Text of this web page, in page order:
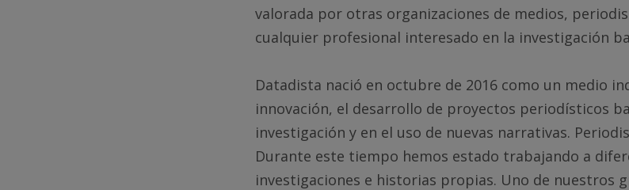
valorada por otras organizaciones de medios,
cualquier profesional interesado en la investigación
Datadista nació en octubre de 2016 como un medio
innovación, el desarrollo de proyectos periodísticos
investigación y en el uso de nuevas narrativas.
Durante este tiempo hemos estado trabajando a
investigaciones e historias propias. Uno de nuestros